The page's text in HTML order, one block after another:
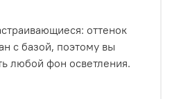
оттенок
с базой, поэтому вы
любой фон осветления.